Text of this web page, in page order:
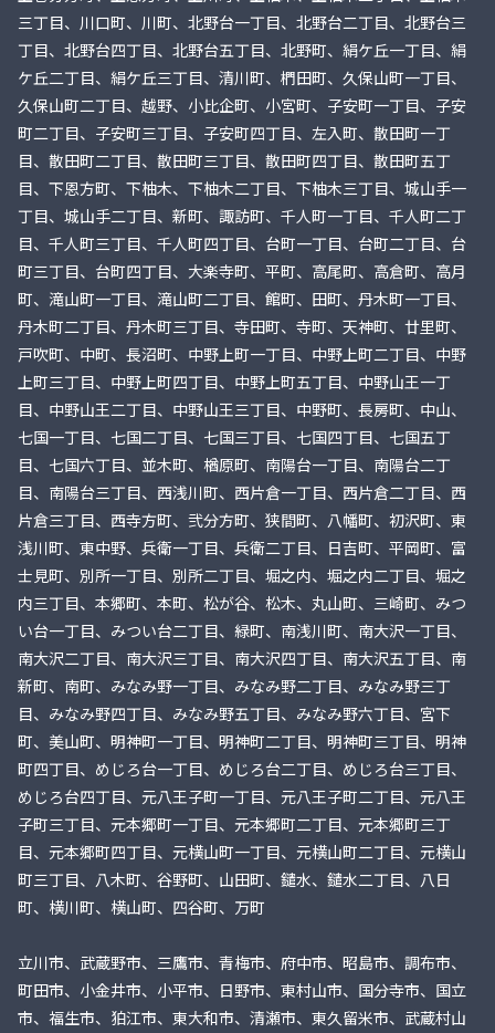
三丁目、川口町、川町、北野台一丁目、北野台二丁目、北野台三
丁目、北野台四丁目、北野台五丁目、北野町、絹ケ丘一丁目、絹
ケ丘二丁目、絹ケ丘三丁目、清川町、椚田町、久保山町一丁目、
久保山町二丁目、越野、小比企町、小宮町、子安町一丁目、子安
町二丁目、子安町三丁目、子安町四丁目、左入町、散田町一丁
目、散田町二丁目、散田町三丁目、散田町四丁目、散田町五丁
目、下恩方町、下柚木、下柚木二丁目、下柚木三丁目、城山手一
丁目、城山手二丁目、新町、諏訪町、千人町一丁目、千人町二丁
目、千人町三丁目、千人町四丁目、台町一丁目、台町二丁目、台
町三丁目、台町四丁目、大楽寺町、平町、高尾町、高倉町、高月
町、滝山町一丁目、滝山町二丁目、館町、田町、丹木町一丁目、
丹木町二丁目、丹木町三丁目、寺田町、寺町、天神町、廿里町、
戸吹町、中町、長沼町、中野上町一丁目、中野上町二丁目、中野
上町三丁目、中野上町四丁目、中野上町五丁目、中野山王一丁
目、中野山王二丁目、中野山王三丁目、中野町、長房町、中山、
七国一丁目、七国二丁目、七国三丁目、七国四丁目、七国五丁
目、七国六丁目、並木町、楢原町、南陽台一丁目、南陽台二丁
目、南陽台三丁目、西浅川町、西片倉一丁目、西片倉二丁目、西
片倉三丁目、西寺方町、弐分方町、狭間町、八幡町、初沢町、東
浅川町、東中野、兵衛一丁目、兵衛二丁目、日吉町、平岡町、富
士見町、別所一丁目、別所二丁目、堀之内、堀之内二丁目、堀之
内三丁目、本郷町、本町、松が谷、松木、丸山町、三崎町、みつ
い台一丁目、みつい台二丁目、緑町、南浅川町、南大沢一丁目、
南大沢二丁目、南大沢三丁目、南大沢四丁目、南大沢五丁目、南
新町、南町、みなみ野一丁目、みなみ野二丁目、みなみ野三丁
目、みなみ野四丁目、みなみ野五丁目、みなみ野六丁目、宮下
町、美山町、明神町一丁目、明神町二丁目、明神町三丁目、明神
町四丁目、めじろ台一丁目、めじろ台二丁目、めじろ台三丁目、
めじろ台四丁目、元八王子町一丁目、元八王子町二丁目、元八王
子町三丁目、元本郷町一丁目、元本郷町二丁目、元本郷町三丁
目、元本郷町四丁目、元横山町一丁目、元横山町二丁目、元横山
町三丁目、八木町、谷野町、山田町、鑓水、鑓水二丁目、八日
町、横川町、横山町、四谷町、万町
立川市、武蔵野市、三鷹市、青梅市、府中市、昭島市、調布市、
町田市、小金井市、小平市、日野市、東村山市、国分寺市、国立
市、福生市、狛江市、東大和市、清瀬市、東久留米市、武蔵村山